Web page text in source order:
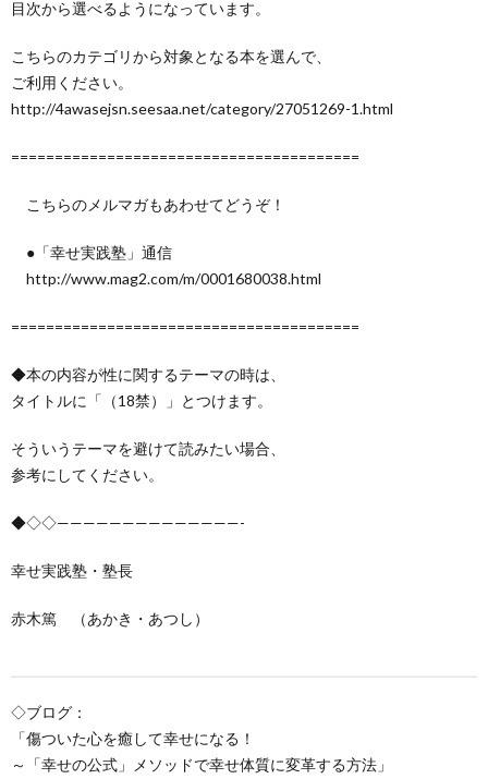
目次から選べるようになっています。
こちらのカテゴリから対象となる本を選んで、
ご利用ください。
http://4awasejsn.seesaa.net/category/27051269-1.html
========================================
こちらのメルマガもあわせてどうぞ！
●「幸せ実践塾」通信
http://www.mag2.com/m/0001680038.html
========================================
◆本の内容が性に関するテーマの時は、
タイトルに「（18禁）」とつけます。
そういうテーマを避けて読みたい場合、
参考にしてください。
◆◇◇——————————————-
幸せ実践塾・塾長
赤木篤 （あかき・あつし）
◇ブログ：
「傷ついた心を癒して幸せになる！
～「幸せの公式」メソッドで幸せ体質に変革する方法」